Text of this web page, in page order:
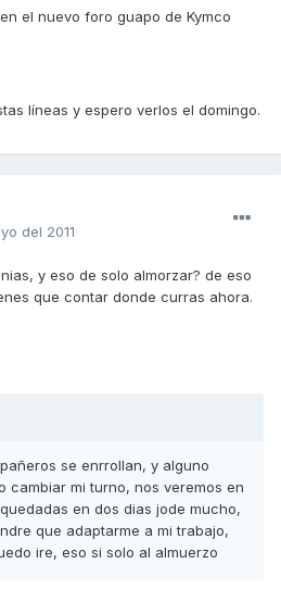
el nuevo foro guapo de Kymco
líneas y espero verlos el domingo.
del 2011
y eso de solo almorzar? de eso
que contar donde curras ahora.
se enrrollan, y alguno
cambiar mi turno, nos veremos en
en dos dias jode mucho,
que adaptarme a mi trabajo,
ire, eso si solo al almuerzo